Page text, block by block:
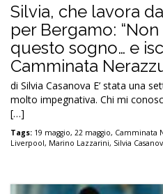
Silvia, che lavora
per Bergamo:
questo sogno… e
Camminata
di Silvia Casanova E’ stata una
molto impegnativa. Chi mi
[…]
Tags: 19 maggio, 22 maggio, Camminata
Liverpool, Marino Lazzarini, Silvia